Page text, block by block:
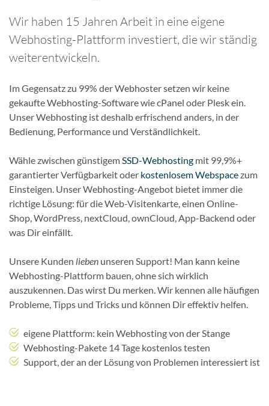
Wir haben 15 Jahren Arbeit in eine eigene
Webhosting-Plattform investiert, die wir ständig
weiterentwickeln.
Im Gegensatz zu 99% der Webhoster setzen wir keine
gekaufte Webhosting-Software wie cPanel oder Plesk ein.
Unser Webhosting ist deshalb erfrischend anders, in der
Bedienung, Performance und Verständlichkeit.
Wähle zwischen günstigem SSD-Webhosting mit 99,9%+
garantierter Verfügbarkeit oder kostenlosem Webspacezum
Einsteigen. Unser Webhosting-Angebot bietet immer die
richtige Lösung: für die Web-Visitenkarte, einen Online-
Shop, WordPress, nextCloud, ownCloud, App-Backend oder
was Dir einfällt.
Unsere Kunden lieben unseren Support! Man kann keine
Webhosting-Plattform bauen, ohne sich wirklich
auszukennen. Das wirst Du merken. Wir kennen alle häufigen
Probleme, Tipps und Tricks und können Dir effektiv helfen.
eigene Plattform: kein Webhosting von der Stange
Webhosting-Pakete 14 Tage kostenlos testen
Support, der an der Lösung von Problemen interessiert ist